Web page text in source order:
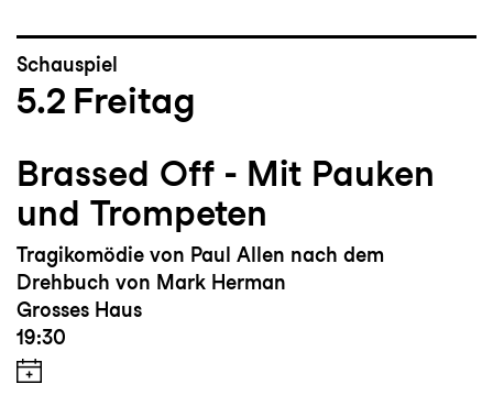
Schauspiel
5.2 Freitag
Brassed Off - Mit Pauken
und Trompeten
Tragikomödie von Paul Allen nach dem
Drehbuch von Mark Herman
Grosses Haus
19:30